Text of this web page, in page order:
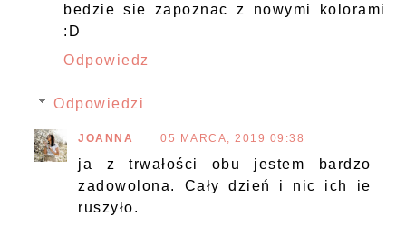
bedzie sie zapoznac z nowymi kolorami
:D
Odpowiedz
Odpowiedzi
JOANNA 05 MARCA, 2019 09:38
ja z trwałości obu jestem bardzo
zadowolona. Cały dzień i nic ich ie
ruszyło.